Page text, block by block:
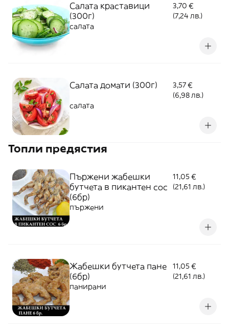
Салата краставици
(300г)
3,70 €
(7,24 лв.)
салата
Салата домати (300г)
3,57 €
(6,98 лв.)
салата
Топли предястия
Пържени жабешки
бутчета в пикантен сос
(6бр)
11,05 €
(21,61 лв.)
пържени
Жабешки бутчета пане
(6бр)
11,05 €
(21,61 лв.)
панирани